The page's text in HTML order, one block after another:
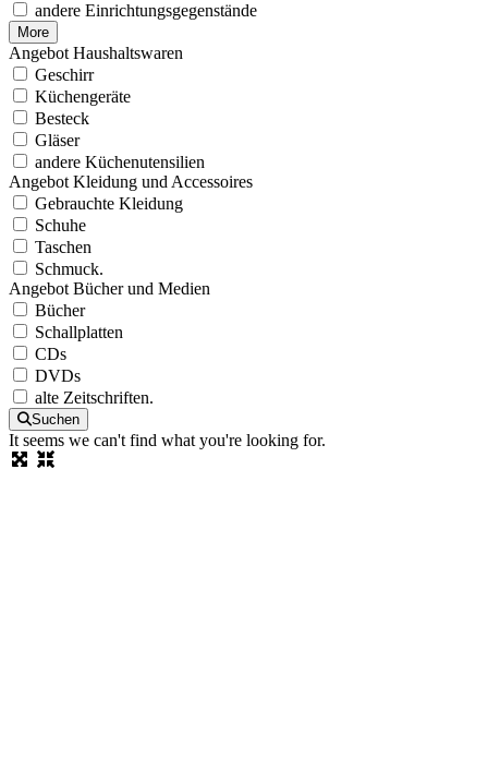
andere Einrichtungsgegenstände
More
Angebot Haushaltswaren
Geschirr
Küchengeräte
Besteck
Gläser
andere Küchenutensilien
Angebot Kleidung und Accessoires
Gebrauchte Kleidung
Schuhe
Taschen
Schmuck.
Angebot Bücher und Medien
Bücher
Schallplatten
CDs
DVDs
alte Zeitschriften.
Suchen
It seems we can't find what you're looking for.